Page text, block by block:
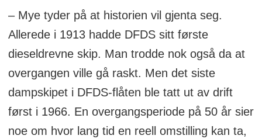
– Mye tyder på at historien vil gjenta seg.
Allerede i 1913 hadde DFDS sitt første
dieseldrevne skip. Man trodde nok også da at
overgangen ville gå raskt. Men det siste
dampskipet i DFDS-flåten ble tatt ut av drift
først i 1966. En overgangsperiode på 50 år sier
noe om hvor lang tid en reell omstilling kan ta,